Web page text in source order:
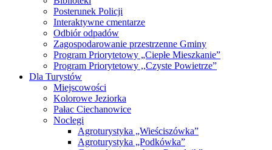
Posterunek Policji
Interaktywne cmentarze
Odbiór odpadów
Zagospodarowanie przestrzenne Gminy
Program Priorytetowy „Ciepłe Mieszkanie”
Program Priorytetowy ,,Czyste Powietrze”
Dla Turystów
Miejscowości
Kolorowe Jeziorka
Pałac Ciechanowice
Noclegi
Agroturystyka „Wieściszówka”
Agroturystyka „Podkówka”